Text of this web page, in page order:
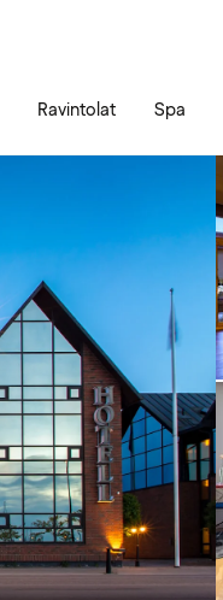
Ravintolat Spa